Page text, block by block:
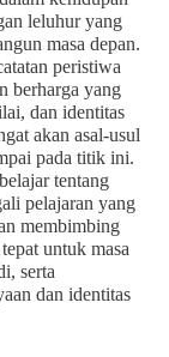
leluhur yang
masa depan.
peristiwa
berharga yang
dan identitas
akan asal-usul
pada titik ini.
tentang
pelajaran yang
membimbing
untuk masa
serta
dan identitas